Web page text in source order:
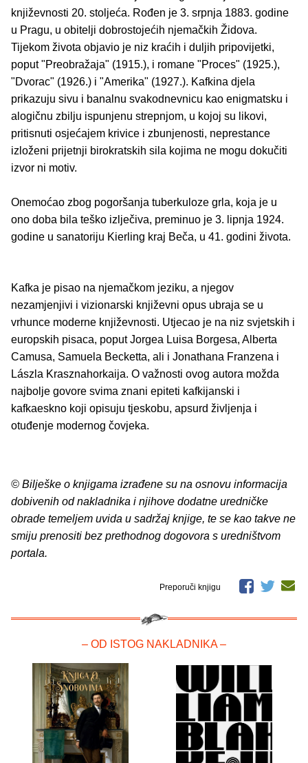
književnosti 20. stoljeća. Rođen je 3. srpnja 1883. godine
u Pragu, u obitelji dobrostojećih njemačkih Židova.
Tijekom života objavio je niz kraćih i duljih pripovijetki,
poput "Preobražaja" (1915.), i romane "Proces" (1925.),
"Dvorac" (1926.) i "Amerika" (1927.). Kafkina djela
prikazuju sivu i banalnu svakodnevnicu kao enigmatsku i
alogičnu zbilju ispunjenu strepnjom, u kojoj su likovi,
pritisnuti osjećajem krivice i zbunjenosti, neprestance
izloženi prijetnji birokratskih sila kojima ne mogu dokučiti
izvor ni motiv.
Onemoćao zbog pogoršanja tuberkuloze grla, koja je u
ono doba bila teško izlječiva, preminuo je 3. lipnja 1924.
godine u sanatoriju Kierling kraj Beča, u 41. godini života.
Kafka je pisao na njemačkom jeziku, a njegov
nezamjenjivi i vizionarski književni opus ubraja se u
vrhunce moderne književnosti. Utjecao je na niz svjetskih i
europskih pisaca, poput Jorgea Luisa Borgesa, Alberta
Camusa, Samuela Becketta, ali i Jonathana Franzena i
Lászla Krasznahorkaija. O važnosti ovog autora možda
najbolje govore svima znani epiteti kafkijanski i
kafkaeskno koji opisuju tjeskobu, apsurd življenja i
otuđenje modernog čovjeka.
© Bilješke o knjigama izrađene su na osnovu informacija
dobivenih od nakladnika i njihove dodatne uredničke
obrade temeljem uvida u sadržaj knjige, te se kao takve ne
smiju prenositi bez prethodnog dogovora s uredništvom
portala.
Preporuči knjigu
– OD ISTOG NAKLADNIKA –